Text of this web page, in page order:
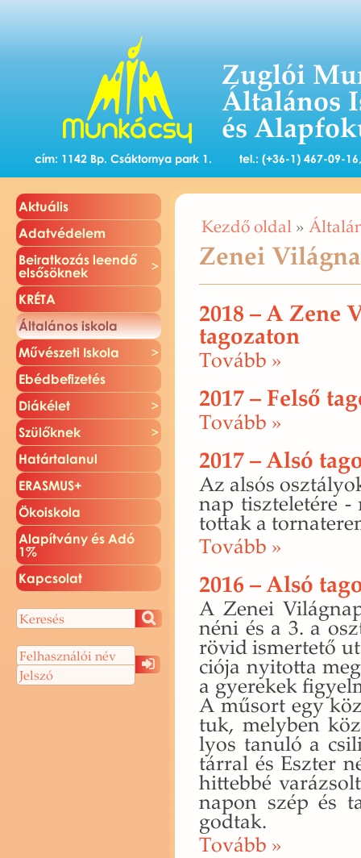
Zuglói
Általános
és
cím: 1142 Bp. Csáktornya park 1. tel.: (+36-1) 467-09-
Ak­tu­á­lis
Adat­vé­de­lem
Be­irat­ko­zás le­en­dő
el­ső­sök­nek
KRÉTA
Ál­ta­lá­nos is­ko­la
Mű­vé­sze­ti Is­ko­la
Ebéd­be­fi­ze­tés
Di­ák­élet
Szü­lők­nek
Ha­tár­ta­la­nul
ERAS­MUS+
Öko­is­ko­la
Ala­pít­vány és Adó
1%
Kap­cso­lat
Kezdő oldal »
Zenei
2018 – A Zene
tagozaton
To­vább »
2017 – Felső
To­vább »
2017 – Alsó
Az alsós
nap tisz­te­le­té­re
tot­tak a
To­vább »
2016 – Alsó
A Zenei
néni és a 3. a
rövid is­mer­te­tő
ci­ó­ja nyi­tot­ta
a gye­re­kek
A mű­sort egy
tuk, mely­ben
lyos ta­nu­ló a
tár­ral és Esz­ter
hit­teb­bé
napon szép és
god­tak.
To­vább »